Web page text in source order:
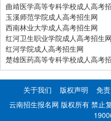
曲靖医学高等专科学校成人高考
玉溪师范学院成人高考招生网
西南林业大学成人高考招生网
红河卫生职业学院成人高考招生网
红河学院成人高考招生网
楚雄医药高等专科学校成人高考
关于我们 版权声明 免
云南招生报名网 版权所有 禁止